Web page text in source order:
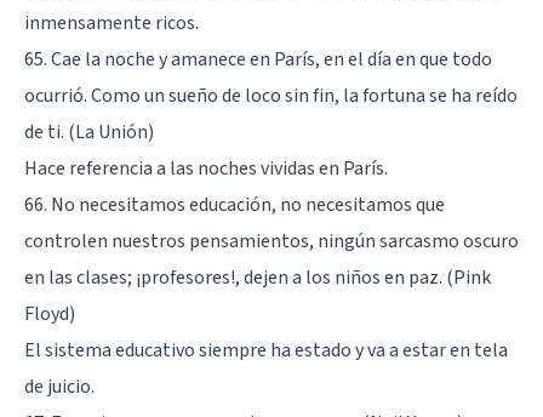
inmensamente ricos.
65. Cae la noche y amanece en París, en el día en que todo
ocurrió. Como un sueño de loco sin fin, la fortuna se ha reído
de ti. (La Unión)
Hace referencia a las noches vividas en París.
66. No necesitamos educación, no necesitamos que
controlen nuestros pensamientos, ningún sarcasmo oscuro
en las clases; ¡profesores!, dejen a los niños en paz. (Pink
Floyd)
El sistema educativo siempre ha estado y va a estar en tela
de juicio.